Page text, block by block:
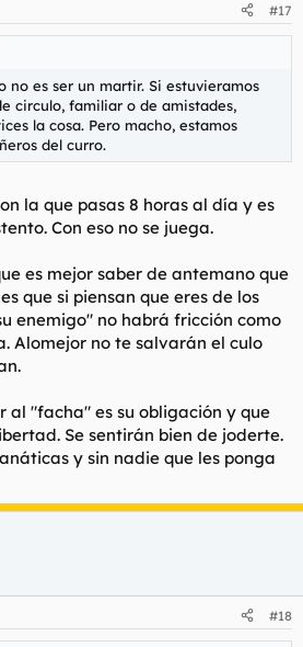
#17
no es ser un martir. Si estuvieramos
circulo, familiar o de amistades,
la cosa. Pero macho, estamos
del curro.
la que pasas 8 horas al día y es
Con eso no se juega.
es mejor saber de antemano que
que si piensan que eres de los
enemigo" no habrá fricción como
Alomejor no te salvarán el culo
al "facha" es su obligación y que
Se sentirán bien de joderte.
y sin nadie que les ponga
#18